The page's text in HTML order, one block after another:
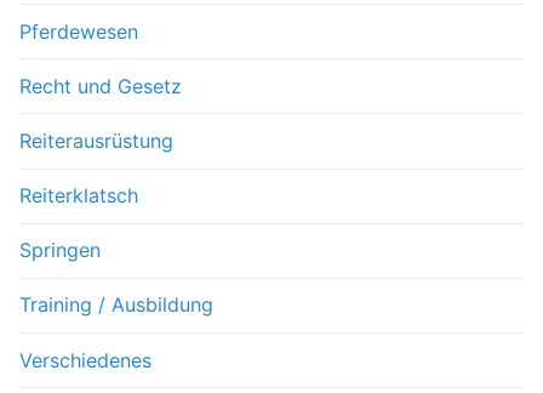
Pferdewesen
Recht und Gesetz
Reiterausrüstung
Reiterklatsch
Springen
Training / Ausbildung
Verschiedenes